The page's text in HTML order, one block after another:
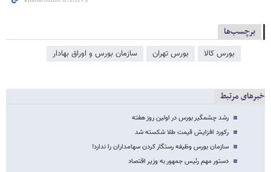
برچسب‌ها
بورس کالا بورس تهران سازمان بورس و اوراق بهادار
خبرهای مرتبط
رشد چشمگیر بورس در اولین روز هفته
رکورد افزایش قیمت طلا شکسته شد
سازمان بورس وظیفه رستگار کردن سهامداران را ندارد!
دستور مهم رئیس جمهور به وزیر اقتصاد